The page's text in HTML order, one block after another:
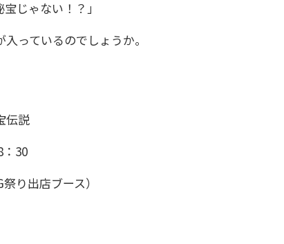
じゃない！？」
っているのでしょうか。
伝説
30
り出店ブース）